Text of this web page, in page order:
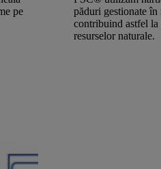
pe
păduri gestionate în
contribuind astfel la
resurselor naturale.